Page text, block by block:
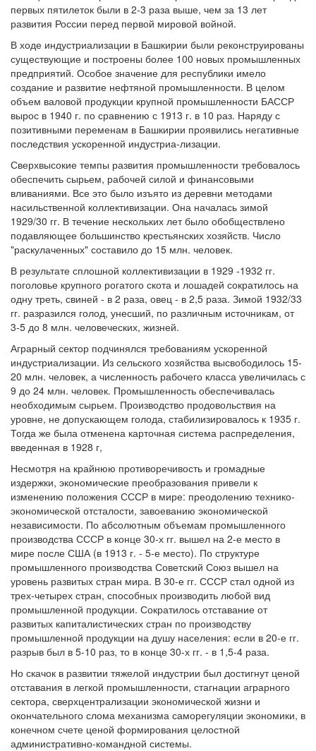
первых пятилеток были в 2-3 раза выше, чем за 13 лет
развития России перед первой мировой войной.
В ходе индустриализации в Башкирии были реконструированы
существующие и построены более 100 новых промышленных
предприятий. Особое значение для республики имело
создание и развитие нефтяной промышленности. В целом
объем валовой продукции крупной промышленности БАССР
вырос в 1940 г. по сравнению с 1913 г. в 10 раз. Наряду с
позитивными переменам в Башкирии проявились негативные
последствия ускоренной индустриа-лизации.
Сверхвысокие темпы развития промышленности требовалось
обеспечить сырьем, рабочей силой и финансовыми
вливаниями. Все это было изъято из деревни методами
насильственной коллективизации. Она началась зимой
1929/30 гг. В течение нескольких лет было обобществлено
подавляющее большинство крестьянских хозяйств. Число
"раскулаченных" составило до 15 млн. человек.
В результате сплошной коллективизации в 1929 -1932 гг.
поголовье крупного рогатого скота и лошадей сократилось на
одну треть, свиней - в 2 раза, овец - в 2,5 раза. Зимой 1932/33
гг. разразился голод, унесший, по различным источникам, от
3-5 до 8 млн. человеческих, жизней.
Аграрный сектор подчинялся требованиям ускоренной
индустриализации. Из сельского хозяйства высвободилось 15-
20 млн. человек, а численность рабочего класса увеличилась с
9 до 24 млн. человек. Промышленность обеспечивалась
необходимым сырьем. Производство продовольствия на
уровне, не допускающем голода, стабилизировалось к 1935 г.
Тогда же была отменена карточная система распределения,
введенная в 1928 г,
Несмотря на крайнюю противоречивость и громадные
издержки, экономические преобразования привели к
изменению положения СССР в мире: преодолению технико-
экономической отсталости, завоеванию экономической
независимости. По абсолютным объемам промышленного
производства СССР в конце 30-х гг. вышел на 2-е место в
мире после США (в 1913 г. - 5-е место). По структуре
промышленного производства Советский Союз вышел на
уровень развитых стран мира. В 30-е гг. СССР стал одной из
трех-четырех стран, способных производить любой вид
промышленной продукции. Сократилось отставание от
развитых капиталистических стран по производству
промышленной продукции на душу населения: если в 20-е гг.
разрыв был в 5-10 раз, то в конце 30-х гг. - в 1,5-4 раза.
Но скачок в развитии тяжелой индустрии был достигнут ценой
отставания в легкой промышленности, стагнации аграрного
сектора, сверхцентрализации экономической жизни и
окончательного слома механизма саморегуляции экономики, в
конечном счете ценой формирования целостной
административно-командной системы.